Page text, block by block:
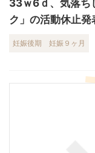
33ｗ6ｄ、気落ち
ク」の活動休止発
妊娠後期 妊娠９ヶ月